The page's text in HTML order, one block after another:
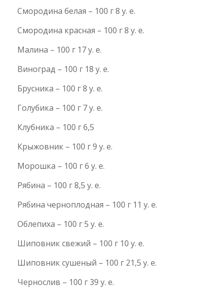
Смородина белая – 100 г 8 у. е.
Смородина красная – 100 г 8 у. е.
Малина – 100 г 17 у. е.
Виноград – 100 г 18 у. е.
Брусника – 100 г 8 у. е.
Голубика – 100 г 7 у. е.
Клубника – 100 г 6,5
Крыжовник – 100 г 9 у. е.
Морошка – 100 г 6 у. е.
Рябина – 100 г 8,5 у. е.
Рябина черноплодная – 100 г 11 у. е.
Облепиха – 100 г 5 у. е.
Шиповник свежий – 100 г 10 у. е.
Шиповник сушеный – 100 г 21,5 у. е.
Чернослив – 100 г 39 у. е.